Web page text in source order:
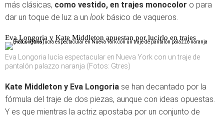
más clásicas, como vestido, en trajes monocolor o para
dar un toque de luz a un look básico de vaqueros.
Eva Longoria y Kate Middleton apuestan por lucirlo en trajes
Eva Longoria lucía espectacular en Nueva York con un traje de
pantalón palazzo naranja (Fotos: Gtres)
Kate Middleton y Eva Longoria se han decantado por la
fórmula del traje de dos piezas, aunque con ideas opuestas.
Y es que mientras la actriz apostaba por un conjunto de